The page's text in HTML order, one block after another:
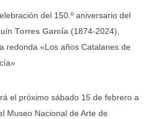
del 150.º aniversario del
Torres García (1874-2024),
redonda «Los años Catalanes de
el próximo sábado 15 de febrero a
Museo Nacional de Arte de